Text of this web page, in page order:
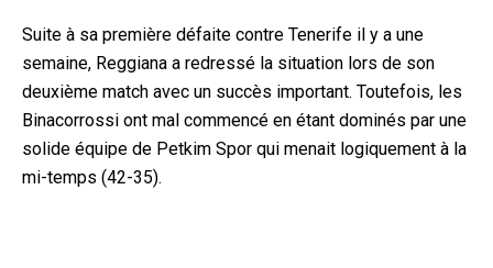
Suite à sa première défaite contre Tenerife il y a une
semaine, Reggiana a redressé la situation lors de son
deuxième match avec un succès important. Toutefois, les
Binacorrossi ont mal commencé en étant dominés par une
solide équipe de Petkim Spor qui menait logiquement à la
mi-temps (42-35).